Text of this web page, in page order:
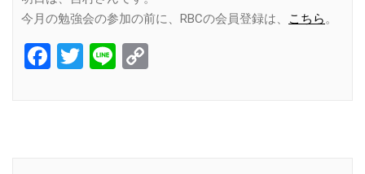
今月の勉強会の参加の前に、RBCの会員登録は、
こちら。
Facebook
Twitter
Line